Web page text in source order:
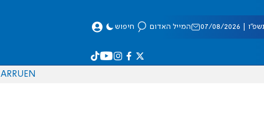
08/2026 המייל האדום חיפוש
EN
RU
AR